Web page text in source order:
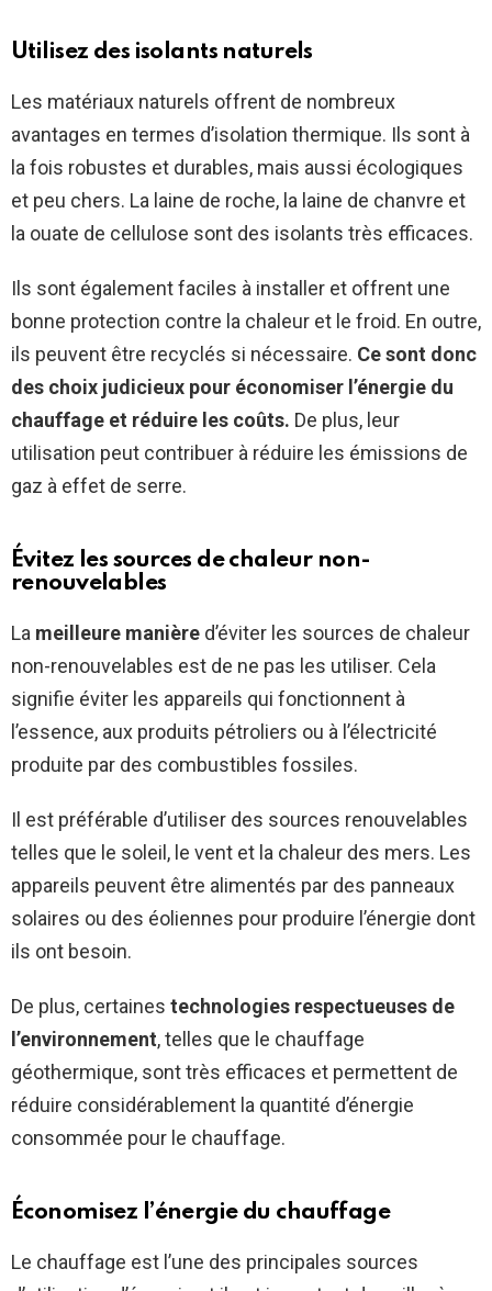
Utilisez des isolants naturels
Les matériaux naturels offrent de nombreux
avantages en termes d’isolation thermique. Ils sont à
la fois robustes et durables, mais aussi écologiques
et peu chers. La laine de roche, la laine de chanvre et
la ouate de cellulose sont des isolants très efficaces.
Ils sont également faciles à installer et offrent une
bonne protection contre la chaleur et le froid. En outre,
ils peuvent être recyclés si nécessaire. Ce sont donc
des choix judicieux pour économiser l’énergie du
chauffage et réduire les coûts. De plus, leur
utilisation peut contribuer à réduire les émissions de
gaz à effet de serre.
Évitez les sources de chaleur non-
renouvelables
La meilleure manière d’éviter les sources de chaleur
non-renouvelables est de ne pas les utiliser. Cela
signifie éviter les appareils qui fonctionnent à
l’essence, aux produits pétroliers ou à l’électricité
produite par des combustibles fossiles.
Il est préférable d’utiliser des sources renouvelables
telles que le soleil, le vent et la chaleur des mers. Les
appareils peuvent être alimentés par des panneaux
solaires ou des éoliennes pour produire l’énergie dont
ils ont besoin.
De plus, certaines technologies respectueuses de
l’environnement, telles que le chauffage
géothermique, sont très efficaces et permettent de
réduire considérablement la quantité d’énergie
consommée pour le chauffage.
Économisez l’énergie du chauffage
Le chauffage est l’une des principales sources